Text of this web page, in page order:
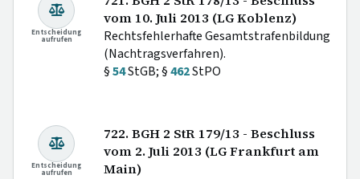
Entscheidung
aufrufen
vom 10. Juli 2013 (LG Koblenz)
Rechtsfehlerhafte Gesamtstrafenbildung
(Nachtragsverfahren).
§54StGB; §462StPO
Entscheidung
aufrufen
722. BGH 2 StR 179/13 - Beschluss
vom 2. Juli 2013 (LG Frankfurt am
Main)